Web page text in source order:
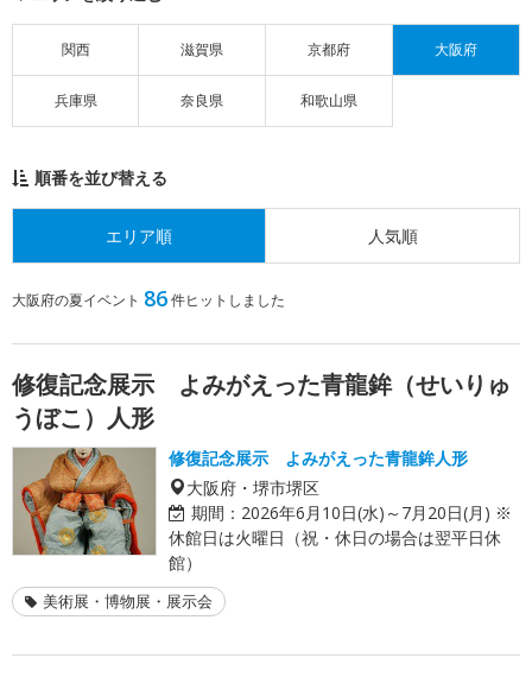
関西 滋賀県 京都府 大阪府
兵庫県 奈良県 和歌山県
順番を並び替える
エリア順 人気順
大阪府の夏イベント 86件ヒットしました
修復記念展示 よみがえった青龍鉾（せいりゅ
うぼこ）人形
修復記念展示 よみがえった青龍鉾人形
大阪府・堺市堺区
期間： 2026年6月10日(水)～7月20日(月) ※
休館日は火曜日（祝・休日の場合は翌平日休
館）
美術展・博物展・展示会